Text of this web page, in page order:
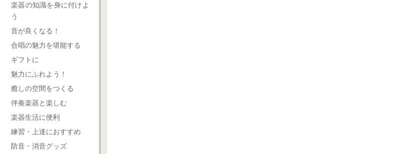
楽器の知識を身に付けよ
う
音が良くなる！
合唱の魅力を堪能する
ギフトに
魅力にふれよう！
癒しの空間をつくる
伴奏楽器と楽しむ
楽器生活に便利
練習・上達におすすめ
防音・消音グッズ